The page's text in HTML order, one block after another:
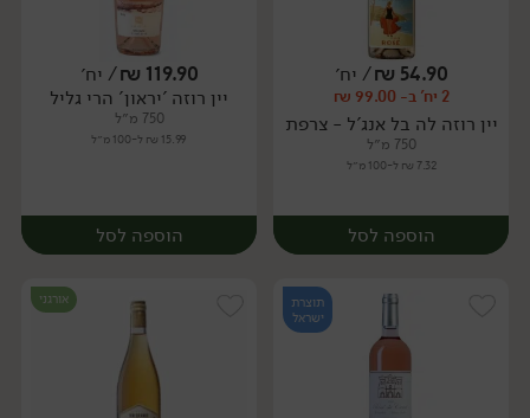
יח׳ יח׳
54.90
₪/ יח׳
2 יח' ב- 99.00 ₪
יין רוזה לה בל אנג'ל - צרפת
750 מ״ל
7.32 ₪ ל-100 מ״ל
הוספה לסל
119.90
₪/ יח׳
יין רוזה 'יראון' הרי גליל
750 מ״ל
15.99 ₪ ל-100 מ״ל
הוספה לסל
תוצרת
ישראל
אורגני